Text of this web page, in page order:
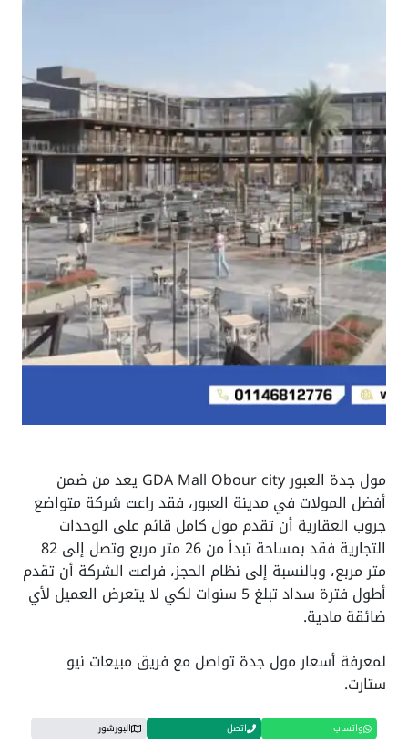
مول جدة العبور GDA Mall Obour city يعد من ضمن
أفضل المولات في مدينة العبور، فقد راعت شركة متواضع
جروب العقارية أن تقدم مول كامل قائم على الوحدات
التجارية فقد بمساحة تبدأ من 26 متر مربع وتصل إلى 82
متر مربع، وبالنسبة إلى نظام الحجز، فراعت الشركة أن تقدم
أطول فترة سداد تبلغ 5 سنوات لكي لا يتعرض العميل لأي
ضائقة مادية.
لمعرفة أسعار مول جدة تواصل مع فريق مبيعات نيو
ستارت.
واتساب اتصل البورشور